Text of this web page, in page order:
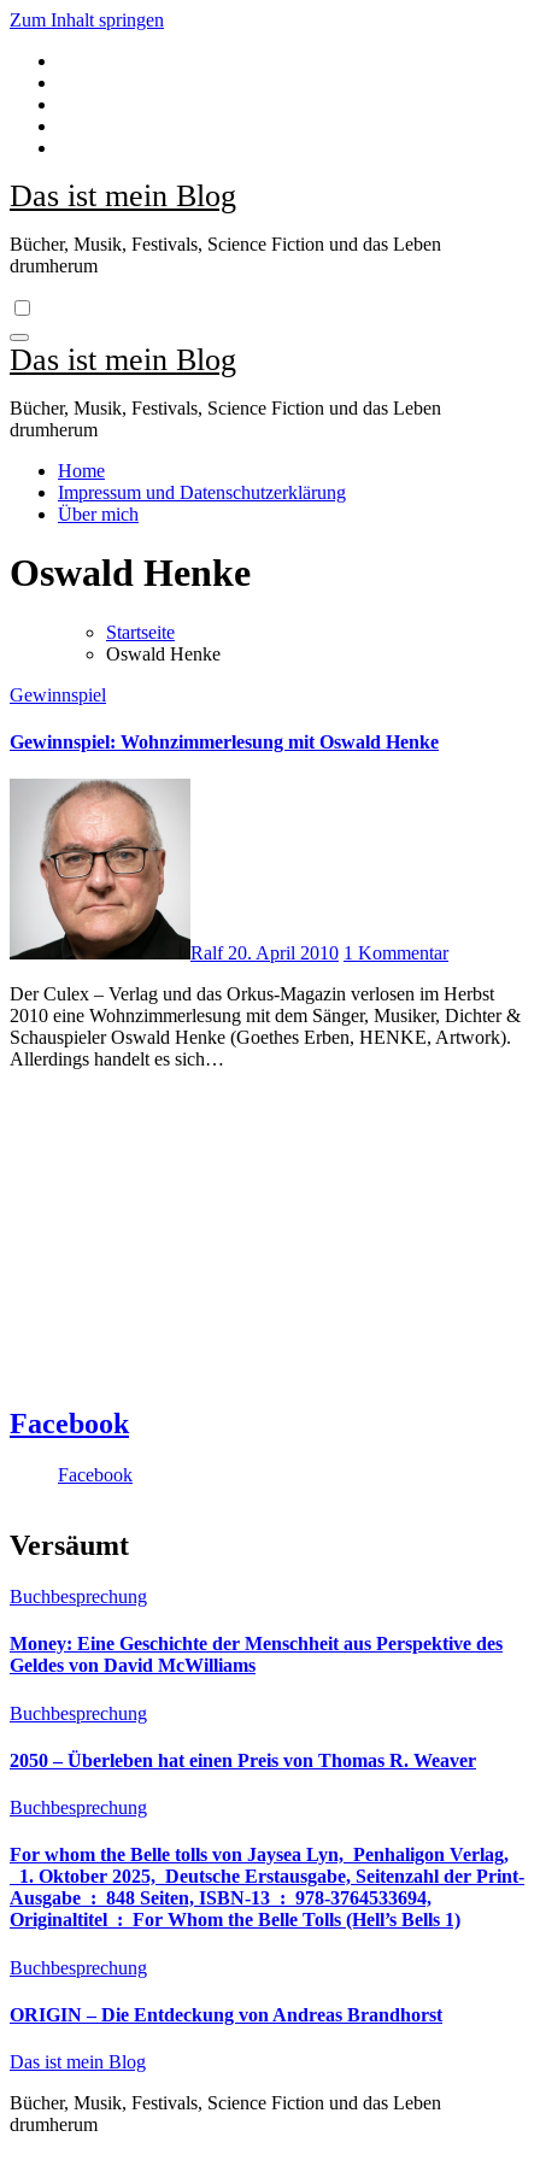
Zum Inhalt springen
Das ist mein Blog
Bücher, Musik, Festivals, Science Fiction und das Leben
drumherum
Das ist mein Blog
Bücher, Musik, Festivals, Science Fiction und das Leben
drumherum
Home
Impressum und Datenschutzerklärung
Über mich
Oswald Henke
Startseite
Oswald Henke
Gewinnspiel
Gewinnspiel: Wohnzimmerlesung mit Oswald Henke
Ralf20. April 2010 1 Kommentar
Der Culex – Verlag und das Orkus-Magazin verlosen im Herbst
2010 eine Wohnzimmerlesung mit dem Sänger, Musiker, Dichter &
Schauspieler Oswald Henke (Goethes Erben, HENKE, Artwork).
Allerdings handelt es sich…
Facebook
Facebook
Versäumt
Buchbesprechung
Money: Eine Geschichte der Menschheit aus Perspektive des
Geldes von David McWilliams
Buchbesprechung
2050 – Überleben hat einen Preis von Thomas R. Weaver
Buchbesprechung
For whom the Belle tolls von Jaysea Lyn, ‎ Penhaligon Verlag,
‎ 1. Oktober 2025, ‎ Deutsche Erstausgabe, Seitenzahl der Print-
Ausgabe ‏ : ‎ 848 Seiten, ISBN-13 ‏ : ‎ 978-3764533694,
Originaltitel ‏ : ‎ For Whom the Belle Tolls (Hell’s Bells 1)
Buchbesprechung
ORIGIN – Die Entdeckung von Andreas Brandhorst
Das ist mein Blog
Bücher, Musik, Festivals, Science Fiction und das Leben
drumherum